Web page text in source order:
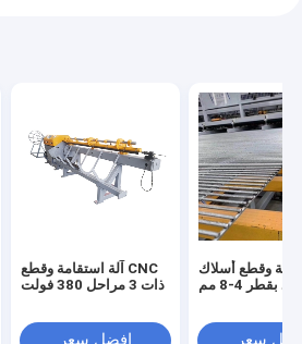
آلة استقامة وقطع CNC
ذات 3 مراحل 380 فولت
وقطع أسلاك
بقطر 4-8 مم